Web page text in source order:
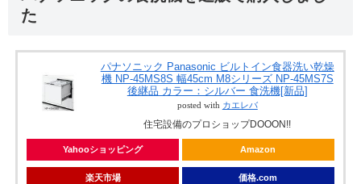
た
パナソニック Panasonic ビルトイン食器洗い乾燥
機 NP-45MS8S 幅45cm M8シリーズ NP-45MS7S
後継品 カラー：シルバー 食洗機[新品]
posted with カエレバ
住宅設備のプロショップDOOON!!
Yahooショッピング Amazon
楽天市場 価格.com